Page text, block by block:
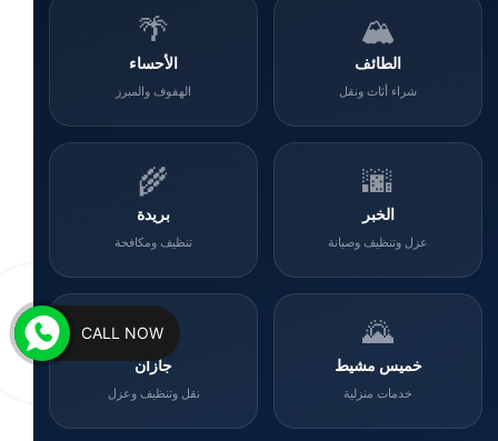
🏔️
الطائف
شراء أثاث ونقل
🌴
الأحساء
الهفوف والمبرز
🌆
الخبر
عزل وتنظيف وصيانة
🌾
بريدة
تنظيف ومكافحة
🌄
خميس مشيط
خدمات منزلية
🌊
جازان
نقل وتنظيف وعزل
CALL NOW